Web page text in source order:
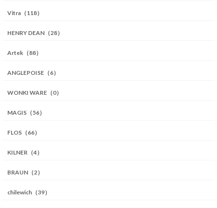
Vitra（118）
HENRY DEAN（28）
Artek（88）
ANGLEPOISE（6）
WONKI WARE（0）
MAGIS（56）
FLOS（66）
KILNER（4）
BRAUN（2）
chilewich（39）